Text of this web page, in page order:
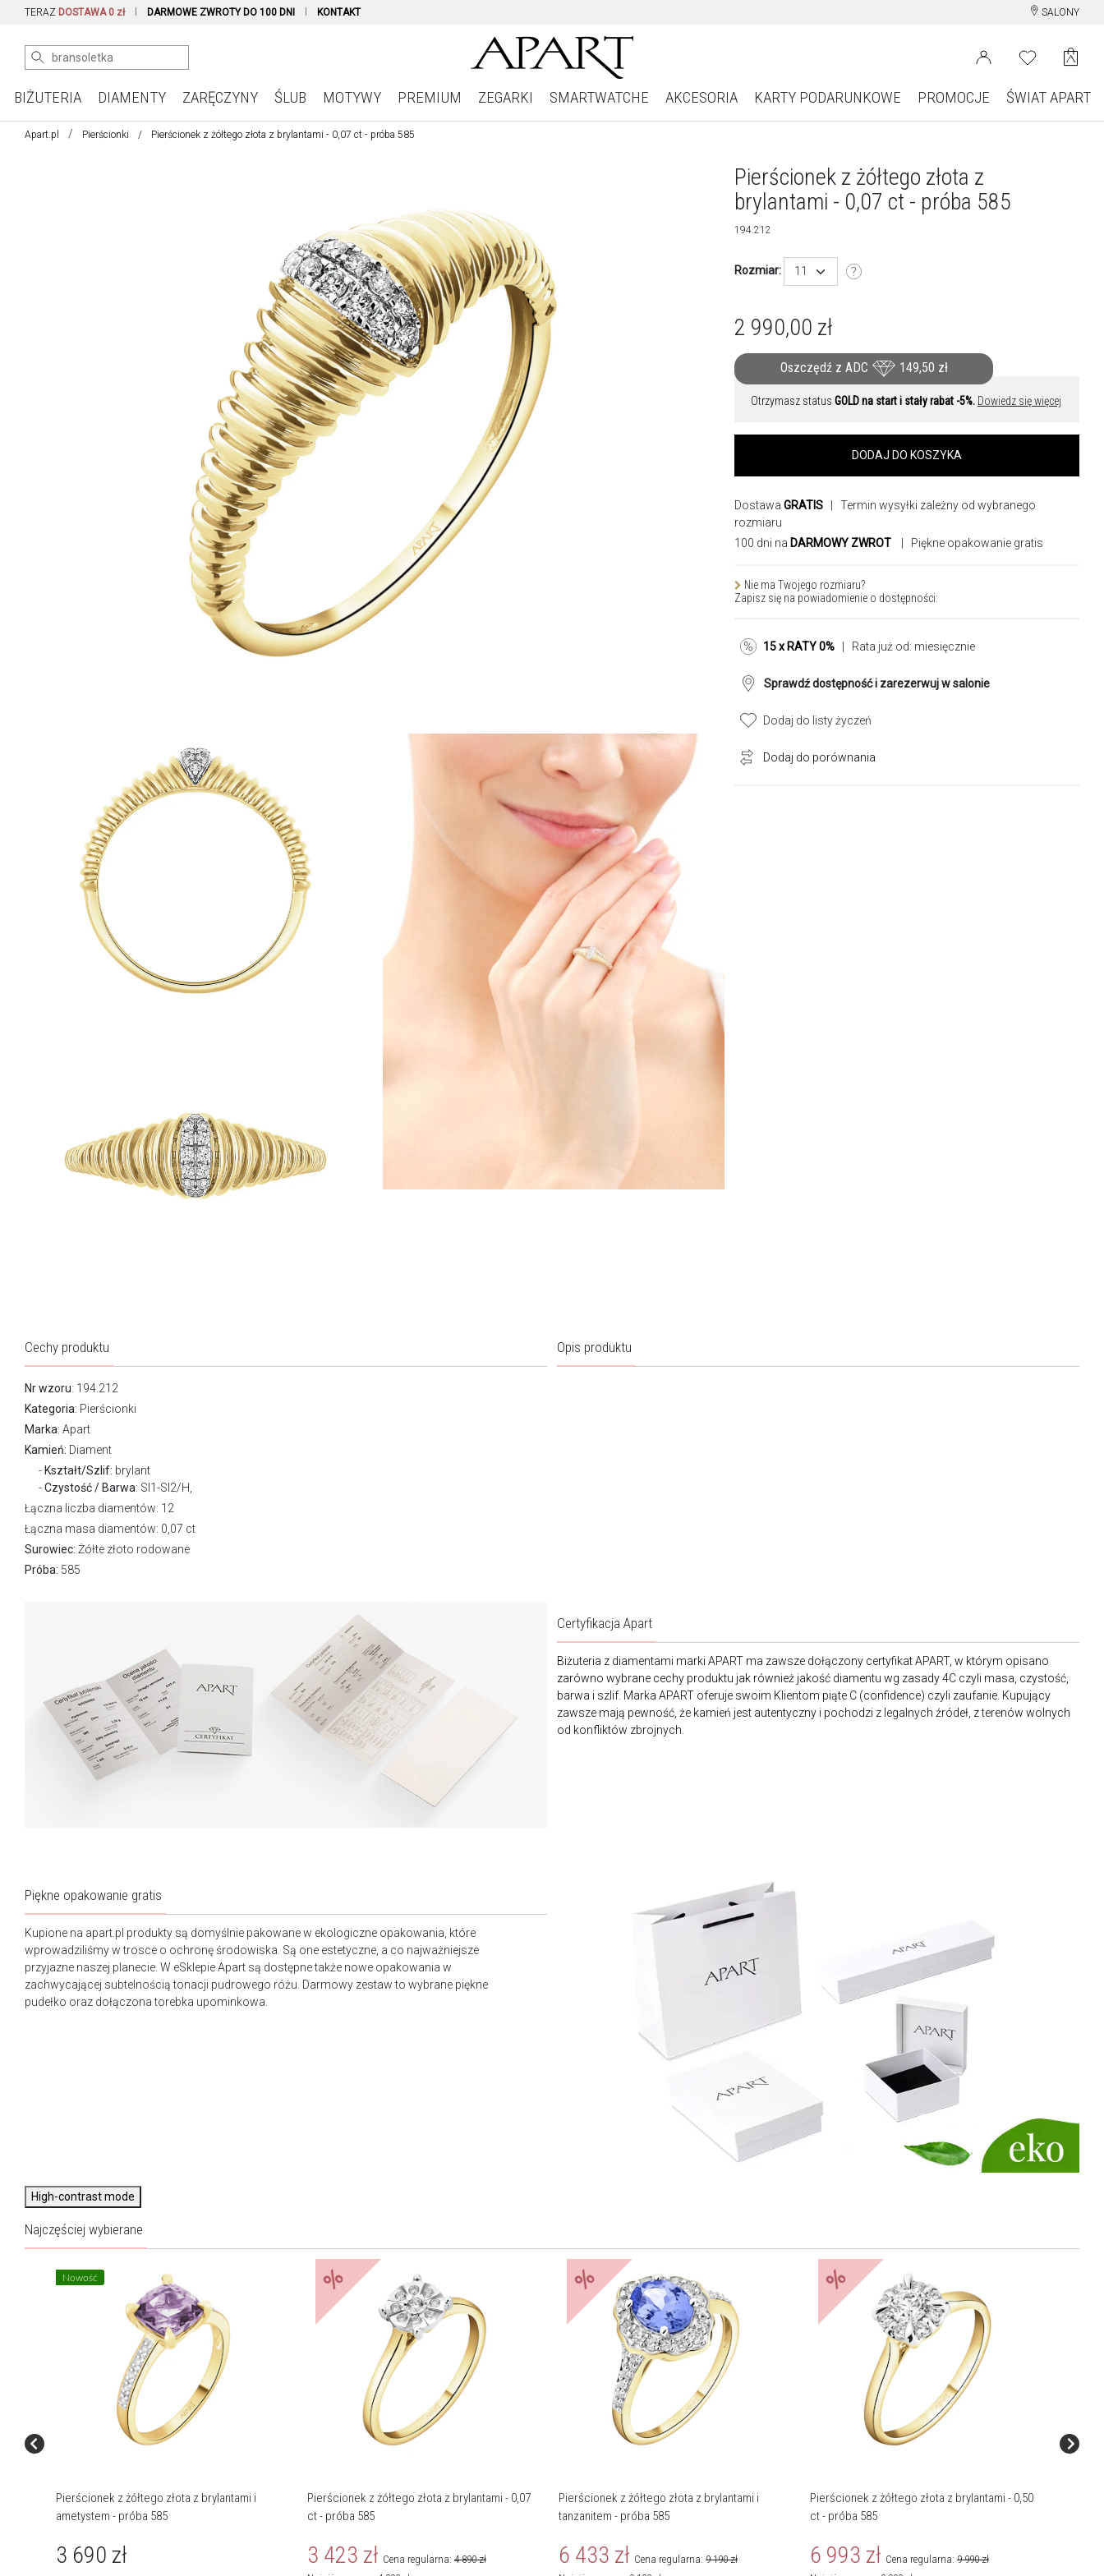
TERAZ DOSTAWA 0 zł DARMOWE ZWROTY DO 100 DNI KONTAKT SALONY
BIŻUTERIA DIAMENTY ZARĘCZYNY ŚLUB MOTYWY PREMIUM ZEGARKI SMARTWATCHE AKCESORIA KARTY PODARUNKOWE PROMOCJE ŚWIAT APART
Apart.pl Pierścionki Pierścionek z żółtego złota z brylantami - 0,07 ct - próba 585
Pierścionek z żółtego złota z
brylantami - 0,07 ct - próba 585
194.212
Rozmiar: 11
2 990,00 zł
Oszczędź z ADC 149,50 zł
Otrzymasz status GOLD na start i stały rabat -5%. Dowiedz się więcej
DODAJ DO KOSZYKA
Dostawa GRATIS | Termin wysyłki zależny od wybranego
rozmiaru
100 dni na DARMOWY ZWROT | Piękne opakowanie gratis
Nie ma Twojego rozmiaru?
Zapisz się na powiadomienie o dostępności:
15 x RATY 0% | Rata już od: miesięcznie
Sprawdź dostępność i zarezerwuj w salonie
Dodaj do listy życzeń
Dodaj do porównania
Cechy produktu
Nr wzoru: 194.212
Kategoria: Pierścionki
Marka: Apart
Kamień: Diament
Kształt/Szlif: brylant
Czystość / Barwa: SI1-SI2/H,
Łączna liczba diamentów: 12
Łączna masa diamentów: 0,07 ct
Surowiec: Żółte złoto rodowane
Próba: 585
Opis produktu
Certyfikacja Apart
Biżuteria z diamentami marki APART ma zawsze dołączony certyfikat APART, w którym opisano
zarówno wybrane cechy produktu jak również jakość diamentu wg zasady 4C czyli masa, czystość,
barwa i szlif. Marka APART oferuje swoim Klientom piąte C (confidence) czyli zaufanie. Kupujący
zawsze mają pewność, że kamień jest autentyczny i pochodzi z legalnych źródeł, z terenów wolnych
od konfliktów zbrojnych.
Piękne opakowanie gratis
Kupione na apart.pl produkty są domyślnie pakowane w ekologiczne opakowania, które
wprowadziliśmy w trosce o ochronę środowiska. Są one estetyczne, a co najważniejsze
przyjazne naszej planecie. W eSklepie Apart są dostępne także nowe opakowania w
zachwycającej subtelnością tonacji pudrowego różu. Darmowy zestaw to wybrane piękne
pudełko oraz dołączona torebka upominkowa.
High-contrast mode
Najczęściej wybierane
Nowość
Pierścionek z żółtego złota z brylantami i
ametystem - próba 585
3 690 zł
%
Pierścionek z żółtego złota z brylantami - 0,07
ct - próba 585
3 423 zł Cena regularna: 4 890 zł
%
Pierścionek z żółtego złota z brylantami i
tanzanitem - próba 585
6 433 zł Cena regularna: 9 190 zł
%
Pierścionek z żółtego złota z brylantami - 0,50
ct - próba 585
6 993 zł Cena regularna: 9 990 zł